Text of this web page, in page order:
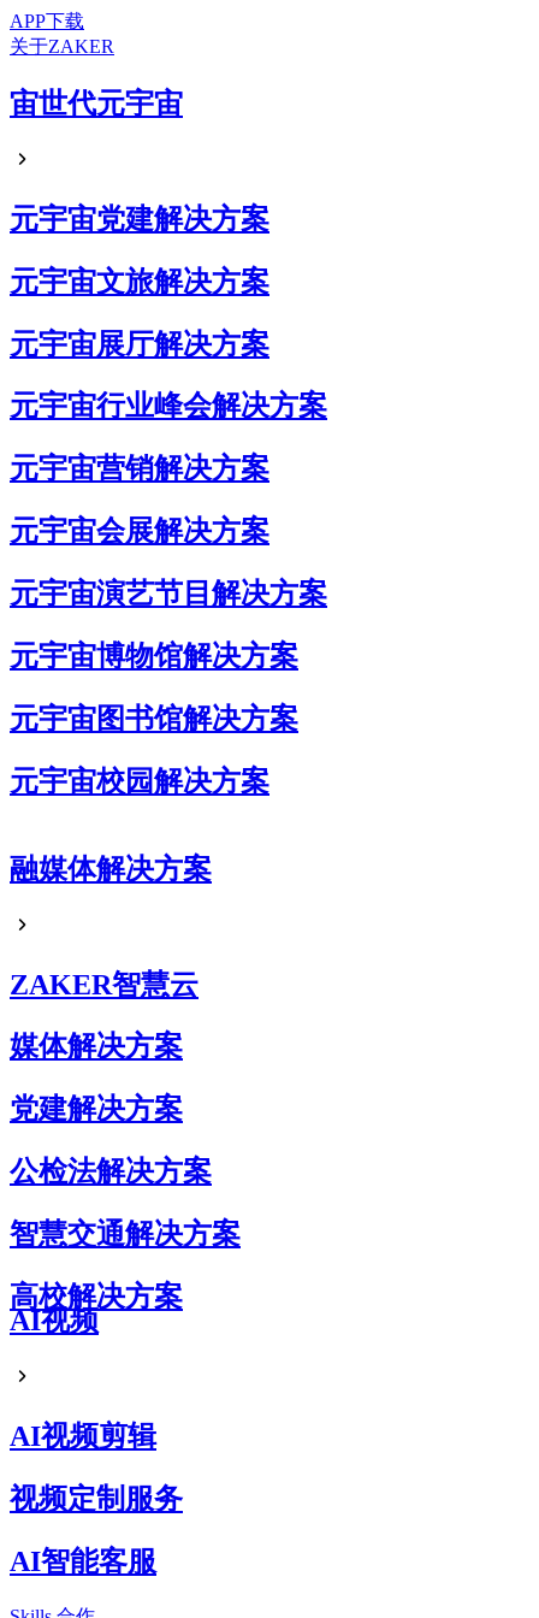
APP下载
关于ZAKER
宙世代元宇宙
元宇宙党建解决方案
元宇宙文旅解决方案
元宇宙展厅解决方案
元宇宙行业峰会解决方案
元宇宙营销解决方案
元宇宙会展解决方案
元宇宙演艺节目解决方案
元宇宙博物馆解决方案
元宇宙图书馆解决方案
元宇宙校园解决方案
元宇宙电商解决方案
融媒体解决方案
ZAKER智慧云
媒体解决方案
党建解决方案
公检法解决方案
智慧交通解决方案
高校解决方案
AI视频
AI视频剪辑
视频定制服务
AI智能客服